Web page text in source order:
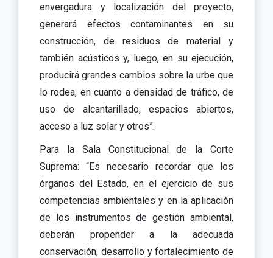
envergadura y localización del proyecto,
generará efectos contaminantes en su
construcción, de residuos de material y
también acústicos y, luego, en su ejecución,
producirá grandes cambios sobre la urbe que
lo rodea, en cuanto a densidad de tráfico, de
uso de alcantarillado, espacios abiertos,
acceso a luz solar y otros”.
Para la Sala Constitucional de la Corte
Suprema: “Es necesario recordar que los
órganos del Estado, en el ejercicio de sus
competencias ambientales y en la aplicación
de los instrumentos de gestión ambiental,
deberán propender a la adecuada
conservación, desarrollo y fortalecimiento de